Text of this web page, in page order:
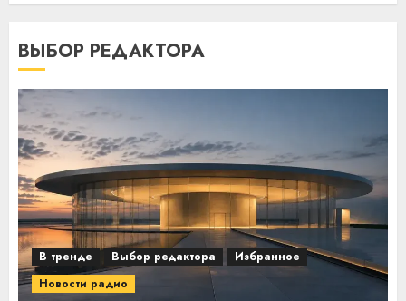
ВЫБОР РЕДАКТОРА
В тренде Выбор редактора
Избранное
Новости радио